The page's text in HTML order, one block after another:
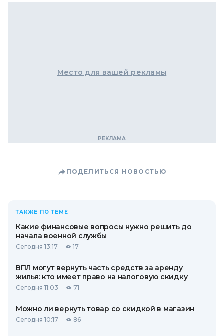
Место для вашей рекламы
ПОДЕЛИТЬСЯ НОВОСТЬЮ
ТАКЖЕ ПО ТЕМЕ
Какие финансовые вопросы нужно решить до
начала военной службы
Сегодня 13:17 17
ВПЛ могут вернуть часть средств за аренду
жилья: кто имеет право на налоговую скидку
Сегодня 11:03 71
Можно ли вернуть товар со скидкой в ​​магазин
Сегодня 10:17 86